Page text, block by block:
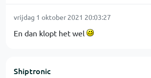
vrijdag 1 oktober 2021 20:03:27
En dan klopt het wel
Shiptronic